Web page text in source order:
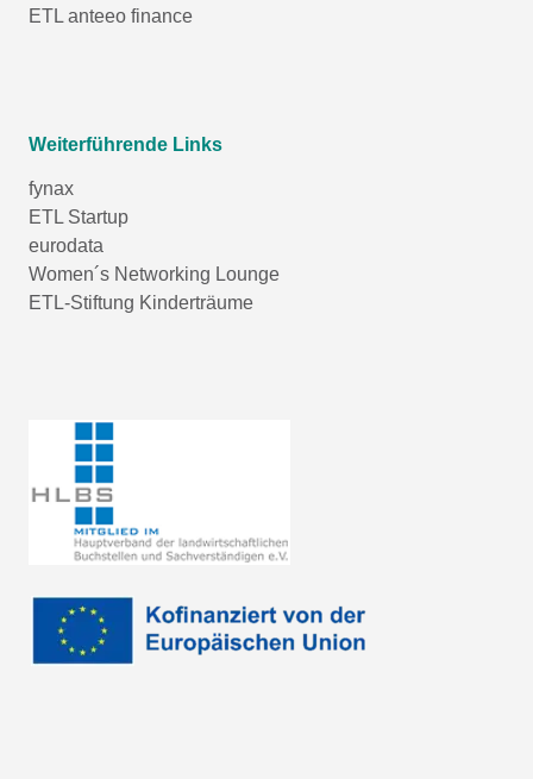
ETL anteeo finance
Weiterführende Links
fynax
ETL Startup
eurodata
Women´s Networking Lounge
ETL-Stiftung Kinderträume